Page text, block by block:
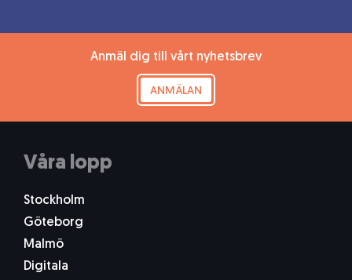
Anmäl dig till vårt nyhetsbrev
ANMÄLAN
Våra lopp
Stockholm
Göteborg
Malmö
Digitala